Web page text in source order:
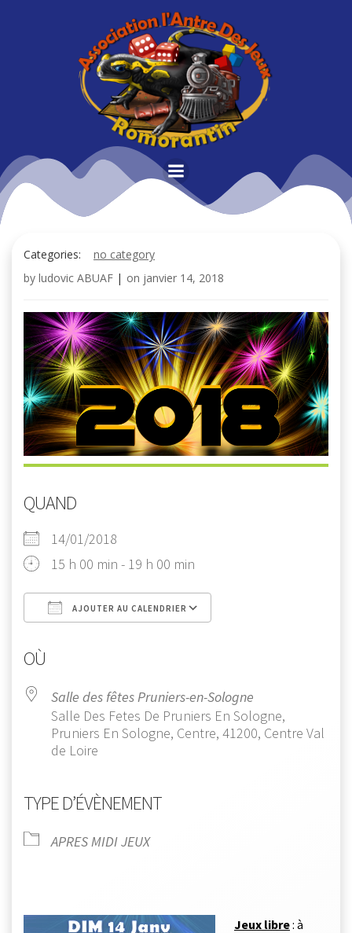
Aller
au
contenu
Categories:
no category
by ludovic ABUAF | on janvier 14, 2018
QUAND
14/01/2018
15 h 00 min - 19 h 00 min
AJOUTER AU CALENDRIER
OÙ
Salle des fêtes Pruniers-en-Sologne
Salle Des Fetes De Pruniers En Sologne,
Pruniers En Sologne, Centre, 41200, Centre Val
de Loire
TYPE D’ÉVÈNEMENT
APRES MIDI JEUX
Jeux libre: à